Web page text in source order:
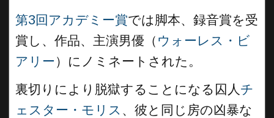
第3回アカデミー賞では脚本、録音賞を受
賞し、作品、主演男優（ ウォーレス・ビ
アリー）にノミネートされた。
裏切りにより脱獄することになる囚人 チ
ェスター・モリス 、彼と同じ房の凶暴な